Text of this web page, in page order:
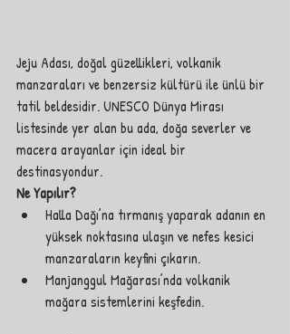
Jeju Adası, doğal güzellikleri, volkanik
manzaraları ve benzersiz kültürü ile ünlü bir
tatil beldesidir. UNESCO Dünya Mirası
listesinde yer alan bu ada, doğa severler ve
macera arayanlar için ideal bir
destinasyondur.
Ne Yapılır?
Halla Dağı’na tırmanış yaparak adanın en
yüksek noktasına ulaşın ve nefes kesici
manzaraların keyfini çıkarın.
Manjanggul Mağarası’nda volkanik
mağara sistemlerini keşfedin.